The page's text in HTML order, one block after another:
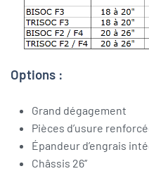
Options :
Grand dégagement
Pièces d’usure
Épandeur d’engrais
Châssis 26’’